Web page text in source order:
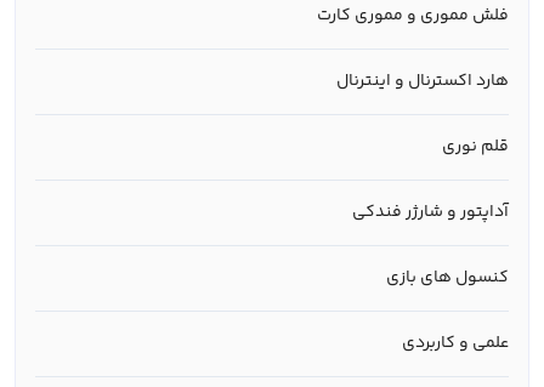
فلش مموری و مموری کارت
هارد اکسترنال و اینترنال
قلم نوری
آداپتور و شارژر فندکی
کنسول های بازی
علمی و کاربردی